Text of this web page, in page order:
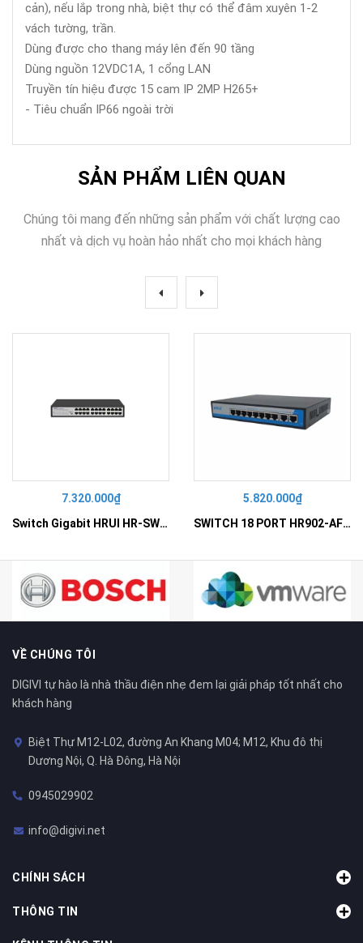
cản), nếu lắp trong nhà, biệt thự có thể đâm xuyên 1-2
vách tường, trần.
Dùng được cho thang máy lên đến 90 tầng
Dùng nguồn 12VDC1A, 1 cổng LAN
Truyền tín hiệu được 15 cam IP 2MP H265+
- Tiêu chuẩn IP66 ngoài trời
SẢN PHẨM LIÊN QUAN
Chúng tôi mang đến những sản phẩm với chất lượng cao
nhất và dịch vụ hoàn hảo nhất cho mọi khách hàng
7.320.000₫
Switch Gigabit HRUI HR-SWG10240D
5.820.000₫
SWITCH 18 PORT HR902-AF162G-300 – Switch PoE 16 Cổng
VỀ CHÚNG TÔI
DIGIVI tự hào là nhà thầu điện nhẹ đem lại giải pháp tốt nhất cho
khách hàng
Biệt Thự M12-L02, đường An Khang M04; M12, Khu đô thị
Dương Nội, Q. Hà Đông, Hà Nội
0945029902
info@digivi.net
CHÍNH SÁCH
THÔNG TIN